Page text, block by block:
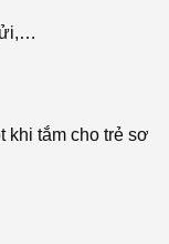
khi tắm cho trẻ sơ